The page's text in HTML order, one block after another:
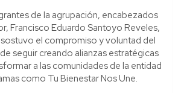
de la agrupación, encabezados
Francisco Eduardo Santoyo Reveles,
el compromiso y voluntad del
seguir creando alianzas estratégicas
a las comunidades de la entidad
como Tu Bienestar Nos Une.